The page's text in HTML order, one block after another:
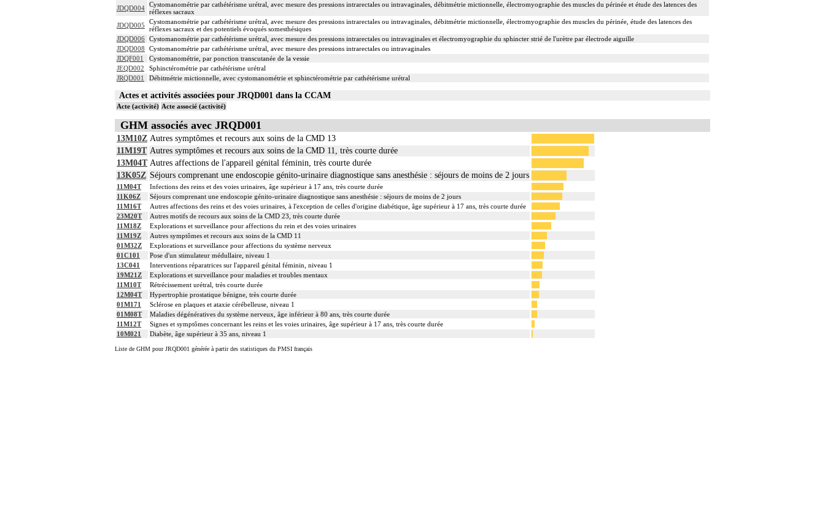
JDQD004 Cystomanométrie par cathétérisme urétral, avec mesure des pressions intrarectales ou intravaginales, débitmétrie mictionnelle, électromyographie des muscles du périnée et étude des latences des
réflexes sacraux
JDQD005
Cystomanométrie par cathétérisme urétral, avec mesure des pressions intrarectales ou intravaginales, débitmétrie mictionnelle, électromyographie des muscles du périnée, étude des latences des
réflexes sacraux et des potentiels évoqués somesthésiques
JDQD006 Cystomanométrie par cathétérisme urétral, avec mesure des pressions intrarectales ou intravaginales et électromyographie du sphincter strié de l'urètre par électrode aiguille
JDQD008
Cystomanométrie par cathétérisme urétral, avec mesure des pressions intrarectales ou intravaginales
JDQF001
Cystomanométrie, par ponction transcutanée de la vessie
JEQD002
Sphinctérométrie par cathétérisme urétral
JRQD001
Débitmétrie mictionnelle, avec cystomanométrie et sphinctérométrie par cathétérisme urétral
Actes et activités associées pour JRQD001 dans la CCAM
Acte (activité) Acte associé (activité)
GHM associés avec JRQD001
13M10Z Autres symptômes et recours aux soins de la CMD 13
11M19T Autres symptômes et recours aux soins de la CMD 11, très courte durée
13M04T Autres affections de l'appareil génital féminin, très courte durée
13K05Z Séjours comprenant une endoscopie génito-urinaire diagnostique sans anesthésie : séjours de moins de 2 jours
11M04T
Infections des reins et des voies urinaires, âge supérieur à 17 ans, très courte durée
11K06Z
Séjours comprenant une endoscopie génito-urinaire diagnostique sans anesthésie : séjours de moins de 2 jours
11M16T
Autres affections des reins et des voies urinaires, à l'exception de celles d'origine diabétique, âge supérieur à 17 ans, très courte durée
23M20T
Autres motifs de recours aux soins de la CMD 23, très courte durée
11M18Z
Explorations et surveillance pour affections du rein et des voies urinaires
11M19Z
Autres symptômes et recours aux soins de la CMD 11
01M32Z
Explorations et surveillance pour affections du système nerveux
01C101
Pose d'un stimulateur médullaire, niveau 1
13C041
Interventions réparatrices sur l'appareil génital féminin, niveau 1
19M21Z
Explorations et surveillance pour maladies et troubles mentaux
11M10T
Rétrécissement urétral, très courte durée
12M04T
Hypertrophie prostatique bénigne, très courte durée
01M171
Sclérose en plaques et ataxie cérébelleuse, niveau 1
01M08T
Maladies dégénératives du système nerveux, âge inférieur à 80 ans, très courte durée
11M12T
Signes et symptômes concernant les reins et les voies urinaires, âge supérieur à 17 ans, très courte durée
10M021
Diabète, âge supérieur à 35 ans, niveau 1
Liste de GHM pour JRQD001 générée à partir des statistiques du PMSI français